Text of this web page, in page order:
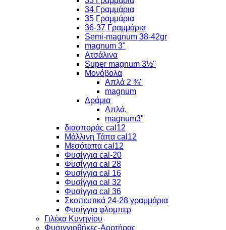
34 Γραμμάρια
35 Γραμμάρια
36-37 Γραμμάρια
Semi-magnum 38-42gr
magnum 3"
Ατσάλινα
Super magnum 3½''
Μονόβολα
Απλά 2 ¾''
magnum
Δράμια
Απλά.
magnum3"
διασποράς cal12
Μάλλινη Τάπα cal12
Μεσόταπα cal12
Φυσίγγια cal-20
Φυσίγγια cal 28
Φυσίγγια cal 16
Φυσίγγια cal 32
Φυσίγγια cal 36
Σκοπευτικά 24-28 γραμμάρια
Φυσίγγια φλομπερ
Γιλέκα Κυνηγίου
Φυσιγγιοθήκες-Αορτήρας